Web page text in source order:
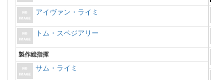
アイヴァン・ライミ
トム・スペジアリー
製作総指揮
サム・ライミ